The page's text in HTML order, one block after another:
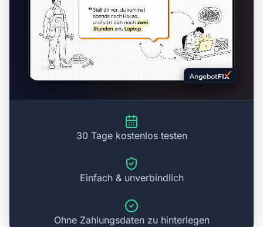
30 Tage kostenlos testen
Einfach & unverbindlich
Ohne Zahlungsdaten zu hinterlegen